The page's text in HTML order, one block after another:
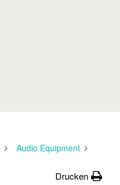
Audio Equipment
Drucken